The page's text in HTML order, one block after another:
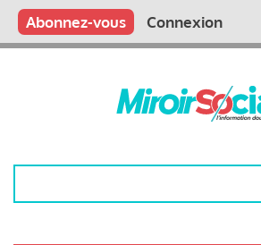
Aller
contenu
Main
Qui sommes nous ?
Vous publiez
Nous publions
Contactez-nous
Abonnez-vous Connexion